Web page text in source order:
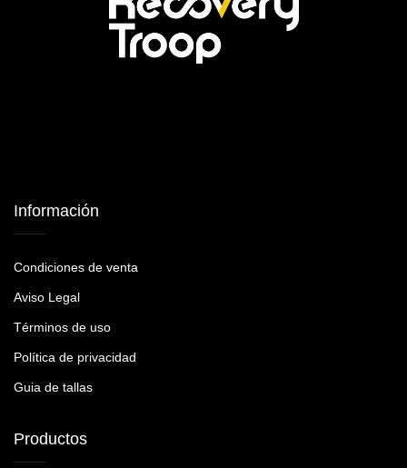
Información
Condiciones de venta
Aviso Legal
Términos de uso
Política de privacidad
Guia de tallas
Productos